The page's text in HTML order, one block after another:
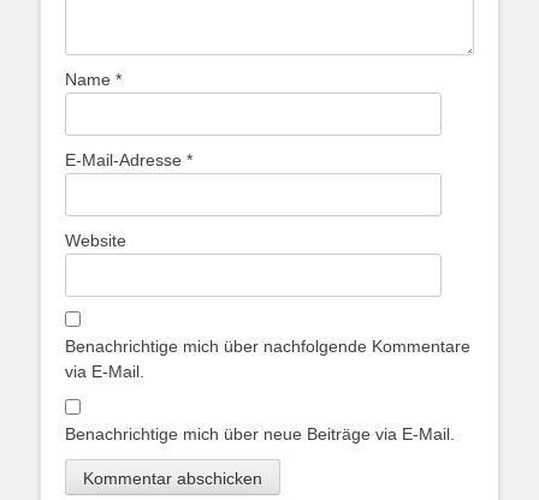
Name *
E-Mail-Adresse *
Website
Benachrichtige mich über nachfolgende Kommentare
via E-Mail.
Benachrichtige mich über neue Beiträge via E-Mail.